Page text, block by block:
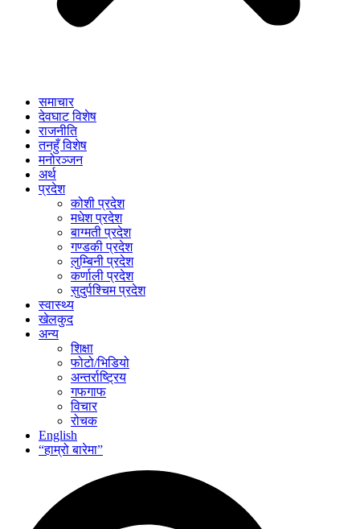
समाचार
देवघाट विशेष
राजनीति
तनहुँ विशेष
मनोरञ्जन
अर्थ
प्रदेश
कोशी प्रदेश
मधेश प्रदेश
बाग्मती प्रदेश
गण्डकी प्रदेश
लुम्बिनी प्रदेश
कर्णाली प्रदेश
सुदुर्पश्चिम प्रदेश
स्वास्थ्य
खेलकुद
अन्य
शिक्षा
फोटो/भिडियो
अन्तर्राष्ट्रिय
गफगाफ
विचार
रोचक
English
“हाम्रो बारेमा”